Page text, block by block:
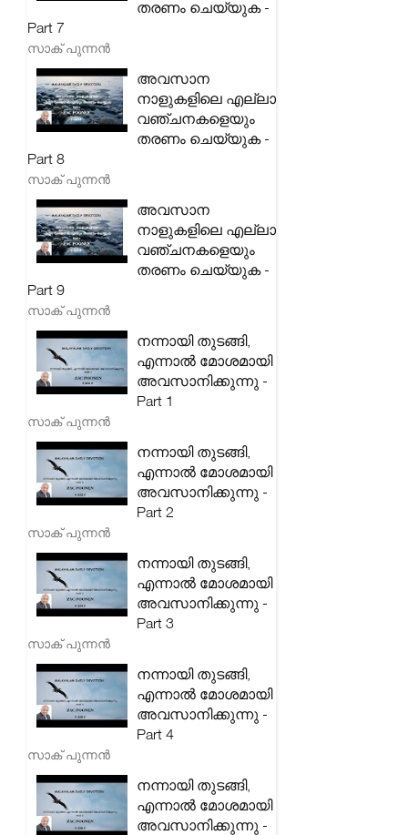
തരണം ചെയ്യുക -
Part 7
സാക് പുന്നൻ
അവസാന
നാളുകളിലെ എല്ലാ
വഞ്ചനകളെയും
തരണം ചെയ്യുക -
Part 8
സാക് പുന്നൻ
അവസാന
നാളുകളിലെ എല്ലാ
വഞ്ചനകളെയും
തരണം ചെയ്യുക -
Part 9
സാക് പുന്നൻ
നന്നായി തുടങ്ങി,
എന്നാൽ മോശമായി
അവസാനിക്കുന്നു -
Part 1
സാക് പുന്നൻ
നന്നായി തുടങ്ങി,
എന്നാൽ മോശമായി
അവസാനിക്കുന്നു -
Part 2
സാക് പുന്നൻ
നന്നായി തുടങ്ങി,
എന്നാൽ മോശമായി
അവസാനിക്കുന്നു -
Part 3
സാക് പുന്നൻ
നന്നായി തുടങ്ങി,
എന്നാൽ മോശമായി
അവസാനിക്കുന്നു -
Part 4
സാക് പുന്നൻ
നന്നായി തുടങ്ങി,
എന്നാൽ മോശമായി
അവസാനിക്കുന്നു -